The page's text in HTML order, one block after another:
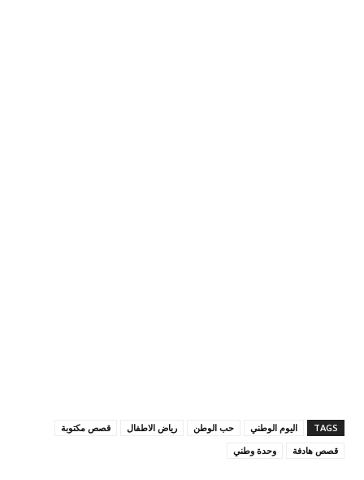
TAGS اليوم الوطني حب الوطن رياض الاطفال
قصص مكتوبة
قصص هادفة
وحدة وطني